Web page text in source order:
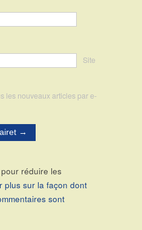
Site
les nouveaux articles par e-
réduire les
plus sur la façon dont
sont